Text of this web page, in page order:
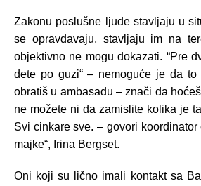
Zakonu poslušne ljude stavljaju u
se opravdavaju, stavljaju im na
objektivno ne mogu dokazati. “Pre
dete po guzi“ – nemoguće je da to
obratiš u ambasadu – znači da
ne možete ni da zamislite kolika je
Svi cinkare sve. – govori koordinator
majke“, Irina Bergset.
Oni koji su lično imali kontakt sa